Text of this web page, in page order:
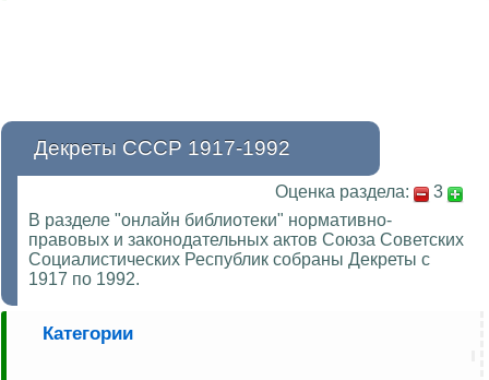
Декреты СССР 1917-1992
Оценка раздела:
3
В разделе "онлайн библиотеки" нормативно-
правовых и законодательных актов Союза Советских
Социалистических Республик собраны Декреты с
1917 по 1992.
Категории